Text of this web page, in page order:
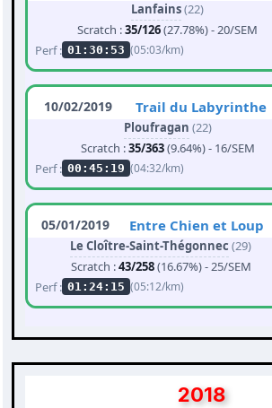
Lanfains(22)
Scratch :35/126(27.78%) - 20/SEM
Perf : 01:30:53 (05:03/km)
10/02/2019 Trail du Labyrinthe
Ploufragan (22)
Scratch :35/363(9.64%) - 16/SEM
Perf : 00:45:19 (04:32/km)
05/01/2019 Entre Chien et Loup
Le Cloître-Saint-Thégonnec (29)
Scratch :43/258(16.67%) - 25/SEM
Perf : 01:24:15 (05:12/km)
2018